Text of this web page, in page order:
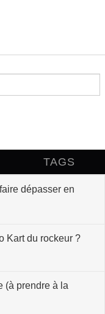
TAGS
dépasser en
Kart du rockeur ?
(à prendre à la